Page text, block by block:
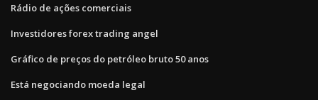
Rádio de ações comerciais
Investidores forex trading angel
Gráfico de preços do petróleo bruto 50 anos
Está negociando moeda legal